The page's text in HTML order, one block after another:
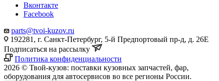
Вконтакте
Facebook
parts@tvoi-kuzov.ru
192281, г. Санкт-Петербург, 5-й Предпортовый пр-д, д. 26Е
Подписаться на рассылку
Политика конфиденциальности
2026 © Твой-кузов: поставки кузовных запчастей, фар,
оборудования для автосервисов во все регионы России.